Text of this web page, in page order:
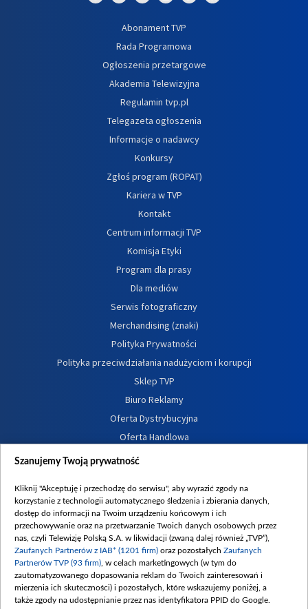
Abonament TVP
Rada Programowa
Ogłoszenia przetargowe
Akademia Telewizyjna
Regulamin tvp.pl
Telegazeta ogłoszenia
Informacje o nadawcy
Konkursy
Zgłoś program (ROPAT)
Kariera w TVP
Kontakt
Centrum informacji TVP
Komisja Etyki
Program dla prasy
Dla mediów
Serwis fotograficzny
Merchandising (znaki)
Polityka Prywatności
Polityka przeciwdziałania nadużyciom i korupcji
Sklep TVP
Biuro Reklamy
Oferta Dystrybucyjna
Oferta Handlowa
Dostępność
Procedura zgłoszeń wewnętrznych
Szanujemy Twoją prywatność
Kliknij "Akceptuję i przechodzę do serwisu", aby wyrazić zgody na
korzystanie z technologii automatycznego śledzenia i zbierania danych,
dostęp do informacji na Twoim urządzeniu końcowym i ich
przechowywanie oraz na przetwarzanie Twoich danych osobowych przez
nas, czyli Telewizję Polską S.A. w likwidacji (zwaną dalej również „TVP”),
Zaufanych Partnerów z IAB* (1201 firm) oraz pozostałych Zaufanych
Partnerów TVP (93 firm) , w celach marketingowych (w tym do
zautomatyzowanego dopasowania reklam do Twoich zainteresowań i
mierzenia ich skuteczności) i pozostałych, które wskazujemy poniżej, a
także zgody na udostępnianie przez nas identyfikatora PPID do Google.